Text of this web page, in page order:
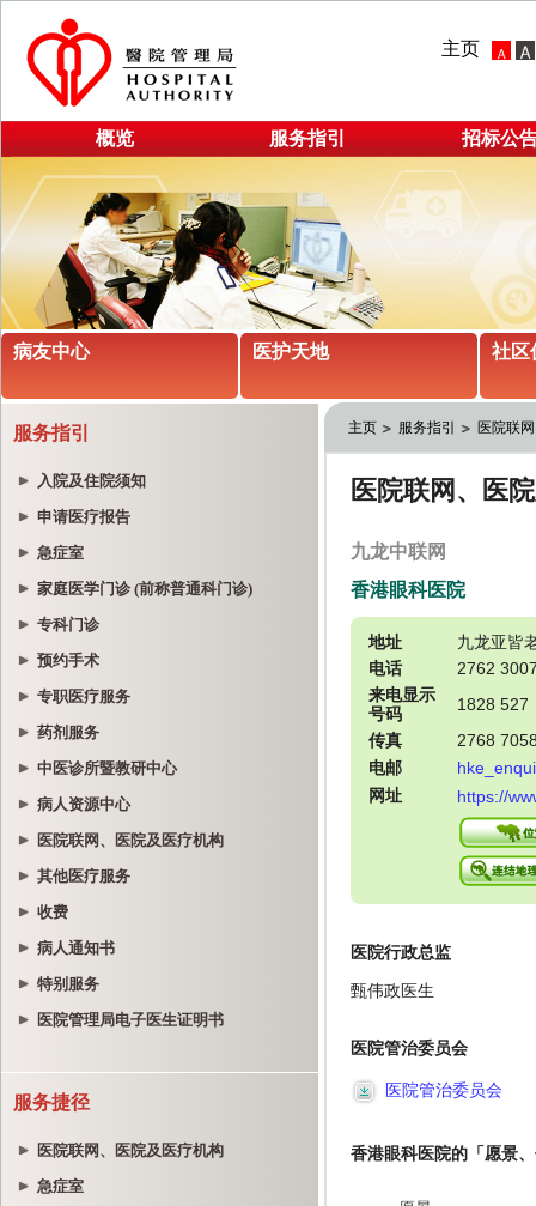
主页
概览 服务指引 招标公
病友中心 医护天地 社区
服务指引
入院及住院须知
申请医疗报告
急症室
家庭医学门诊 (前称普通科门诊)
专科门诊
预约手术
专职医疗服务
药剂服务
中医诊所暨教研中心
病人资源中心
医院联网、医院及医疗机构
其他医疗服务
收费
病人通知书
特别服务
医院管理局电子医生证明书
服务捷径
医院联网、医院及医疗机构
急症室
主页 服务指引 医院联